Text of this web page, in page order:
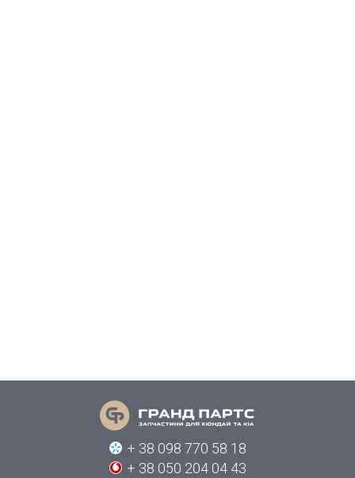
+ 38 098 770 58 18
+ 38 050 204 04 43